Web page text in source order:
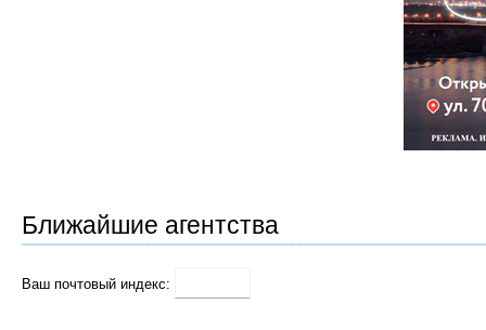
Ближайшие агентства
Ваш почтовый индекс: